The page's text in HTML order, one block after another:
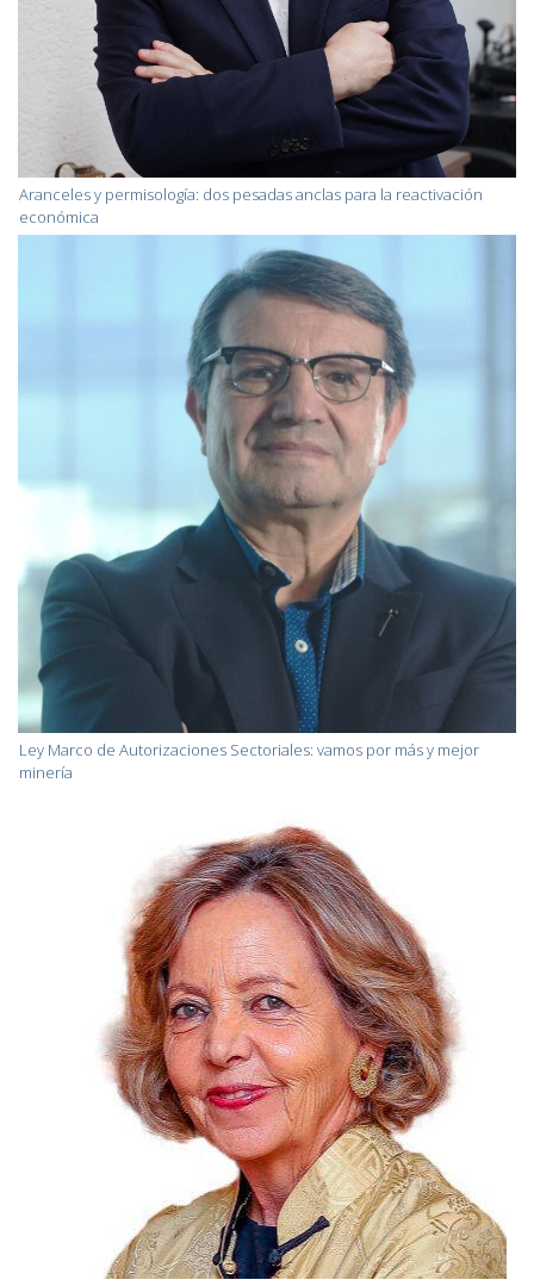
Aranceles y permisología: dos pesadas anclas para la reactivación
económica
Ley Marco de Autorizaciones Sectoriales: vamos por más y mejor
minería